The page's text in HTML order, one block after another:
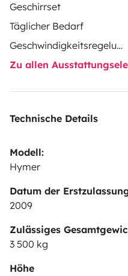
Geschirrset
Täglicher Bedarf
Geschwindigkeitsregelung
Zu allen
Technische Details
Modell:
Hymer
Datum der
2009
Zulässiges
3 500 kg
Höhe